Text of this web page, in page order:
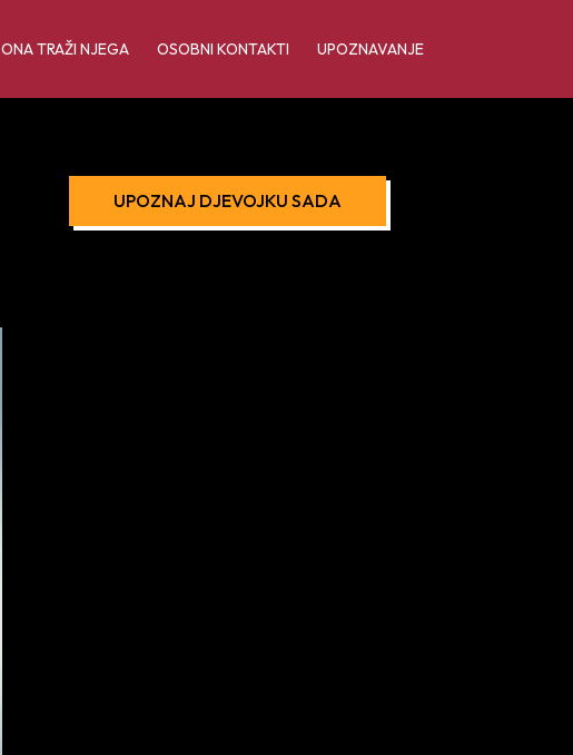
ONA TRAŽI NJEGA OSOBNI KONTAKTI UPOZNAVANJE
UPOZNAJ DJEVOJKU SADA